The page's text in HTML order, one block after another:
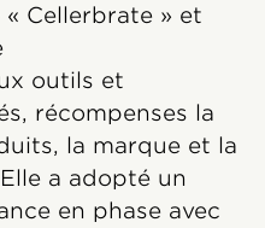
Cellerbrate » et
outils et
récompenses la
la marque et la
a adopté un
en phase avec